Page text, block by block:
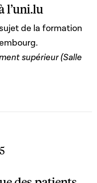
l’uni.lu
de la formation
supérieur (Salle